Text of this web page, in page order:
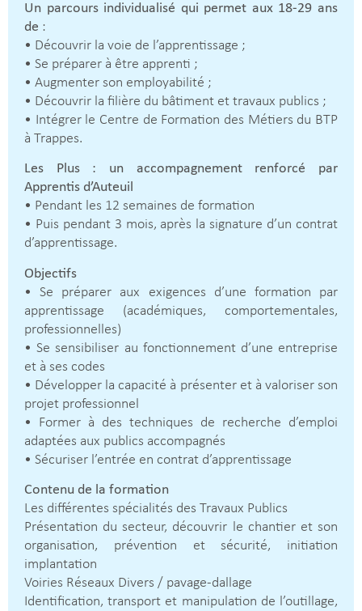
Un parcours individualisé qui permet aux 18-29 ans
de :
• Découvrir la voie de l’apprentissage ;
• Se préparer à être apprenti ;
• Augmenter son employabilité ;
• Découvrir la filière du bâtiment et travaux publics ;
• Intégrer le Centre de Formation des Métiers du BTP
à Trappes.
Les Plus : un accompagnement renforcé par
Apprentis d’Auteuil
• Pendant les 12 semaines de formation
• Puis pendant 3 mois, après la signature d’un contrat
d’apprentissage.
Objectifs
• Se préparer aux exigences d’une formation par
apprentissage (académiques, comportementales,
professionnelles)
• Se sensibiliser au fonctionnement d’une entreprise
et à ses codes
• Développer la capacité à présenter et à valoriser son
projet professionnel
• Former à des techniques de recherche d’emploi
adaptées aux publics accompagnés
• Sécuriser l’entrée en contrat d’apprentissage
Contenu de la formation
Les différentes spécialités des Travaux Publics
Présentation du secteur, découvrir le chantier et son
organisation, prévention et sécurité, initiation
implantation
Voiries Réseaux Divers / pavage-dallage
Identification, transport et manipulation de l’outillage,